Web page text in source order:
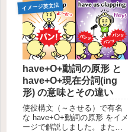
イメージ英文法
have+O+動詞の原形 と
have+O+現在分詞(ing
形) の意味とその違い
使役構文（～させる）で有名
な have+O+動詞の原形 をイメ
ージで解説しました。また、